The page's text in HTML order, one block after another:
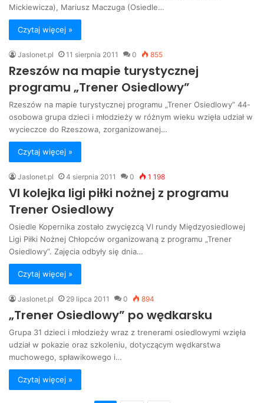
Mickiewicza), Mariusz Maczuga (Osiedle…
Czytaj więcej »
Jaslonet.pl 11 sierpnia 2011 0 855
Rzeszów na mapie turystycznej
programu „Trener Osiedlowy”
Rzeszów na mapie turystycznej programu „Trener Osiedlowy” 44-
osobowa grupa dzieci i młodzieży w różnym wieku wzięła udział w
wycieczce do Rzeszowa, zorganizowanej…
Czytaj więcej »
Jaslonet.pl 4 sierpnia 2011 0 1 198
VI kolejka ligi piłki nożnej z programu
Trener Osiedlowy
Osiedle Kopernika zostało zwycięzcą VI rundy Międzyosiedlowej
Ligi Piłki Nożnej Chłopców organizowaną z programu „Trener
Osiedlowy”. Zajęcia odbyły się dnia…
Czytaj więcej »
Jaslonet.pl 29 lipca 2011 0 894
„Trener Osiedlowy” po wędkarsku
Grupa 31 dzieci i młodzieży wraz z trenerami osiedlowymi wzięła
udział w pokazie oraz szkoleniu, dotyczącym wędkarstwa
muchowego, spławikowego i…
Czytaj więcej »